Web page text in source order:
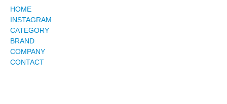
HOME
INSTAGRAM
CATEGORY
BRAND
COMPANY
CONTACT